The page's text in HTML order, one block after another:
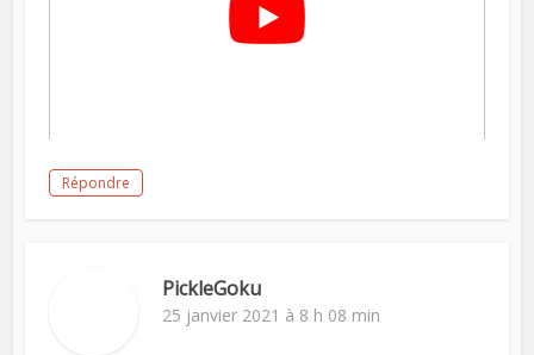
Répondre
PickleGoku
25 janvier 2021 à 8 h 08 min